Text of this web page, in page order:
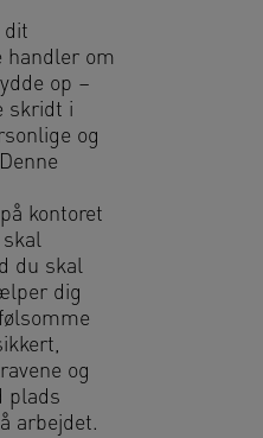
dit
handler om
op –
skridt i
og
kontoret
skal
du skal
dig
og
plads
arbejdet.